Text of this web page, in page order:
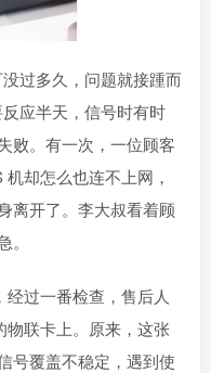
过多久，问题就接踵而
应半天，信号时有时
败。有一次，一位顾客
却怎么也连不上网，
离开了。李大叔看着顾
过一番检查，售后人
物联卡上。原来，这张
号覆盖不稳定，遇到使